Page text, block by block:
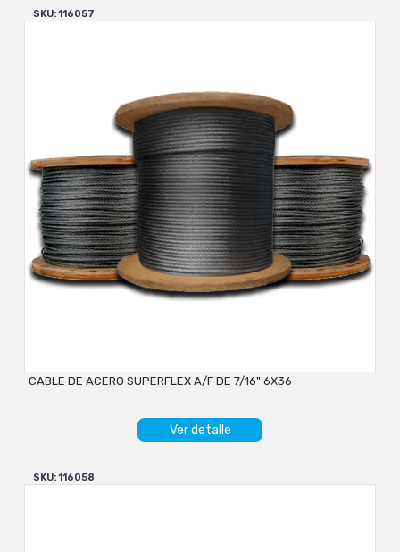
SKU: 116057
CABLE DE ACERO SUPERFLEX A/F DE 7/16" 6X36
Ver detalle
SKU: 116058